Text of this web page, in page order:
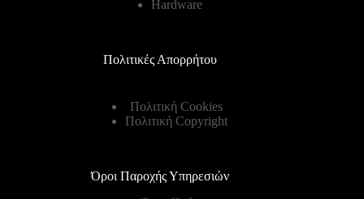
Hardware
Πολιτικές Απορρήτου
Πολιτική Cookies
Πολιτική Copyright
Όροι Παροχής Υπηρεσιών